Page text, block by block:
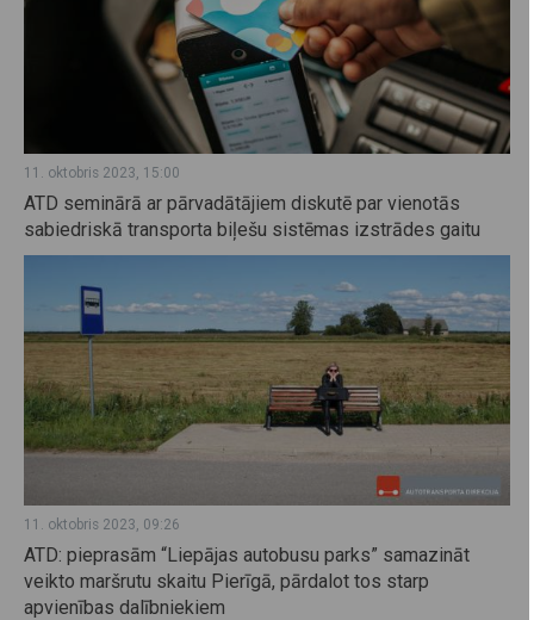
11. oktobris 2023, 15:00
ATD seminārā ar pārvadātājiem diskutē par vienotās
sabiedriskā transporta biļešu sistēmas izstrādes gaitu
11. oktobris 2023, 09:26
ATD: pieprasām “Liepājas autobusu parks” samazināt
veikto maršrutu skaitu Pierīgā, pārdalot tos starp
apvienības dalībniekiem